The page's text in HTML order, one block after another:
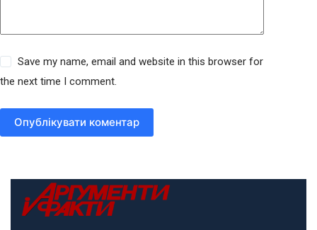
Save my name, email and website in this browser for
the next time I comment.
Опублікувати коментар